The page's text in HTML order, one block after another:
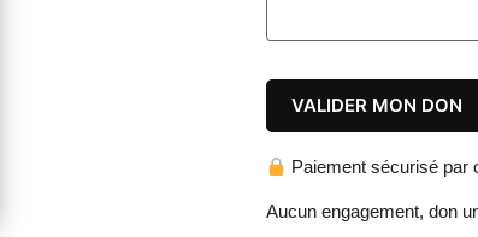
VALIDER MON DON
Paiement sécurisé par
Aucun engagement, don